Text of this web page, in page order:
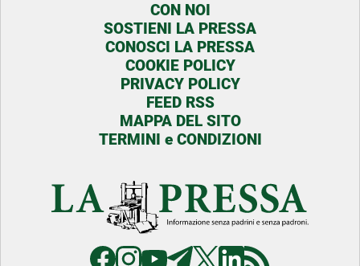
CON NOI
SOSTIENI LA PRESSA
CONOSCI LA PRESSA
COOKIE POLICY
PRIVACY POLICY
FEED RSS
MAPPA DEL SITO
TERMINI e CONDIZIONI